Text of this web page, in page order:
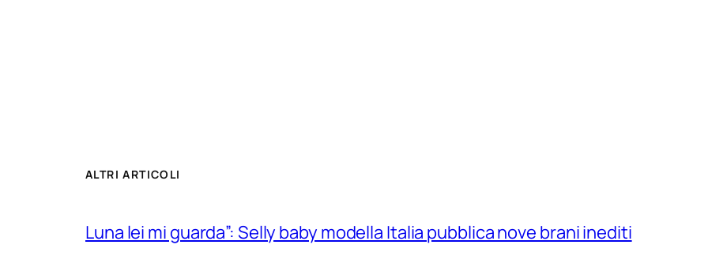
ALTRI ARTICOLI
Luna lei mi guarda”: Selly baby modella Italia pubblica nove brani inediti